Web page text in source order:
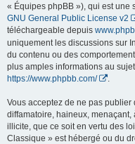
« Équipes phpBB »), qui est une
GNU General Public License v2
téléchargeable depuis
uniquement les discussions sur
du contenu ou des
plus amples informations au
https://www.phpbb.com/
Vous acceptez de ne pas
diffamatoire, haineux,
illicite, que ce soit en vertu des
Classique » est hébergé ou du